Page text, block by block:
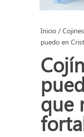
Inicio/
puedo en
que